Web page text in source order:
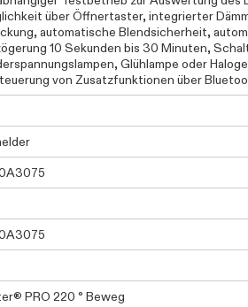
über Öffnertaster, integrierter
automatische Blendsicherheit,
10 Sekunden bis 30 Minuten,
Glühlampe oder
von Zusatzfunktionen über
PRO 220 ° Beweg